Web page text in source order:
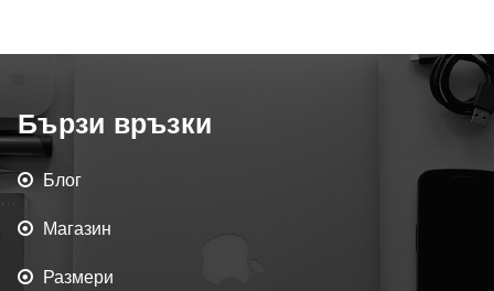
Бързи връзки
Блог
Магазин
Размери